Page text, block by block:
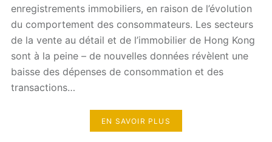
enregistrements immobiliers, en raison de l’évolution
du comportement des consommateurs. Les secteurs
de la vente au détail et de l’immobilier de Hong Kong
sont à la peine – de nouvelles données révèlent une
baisse des dépenses de consommation et des
transactions…
EN SAVOIR PLUS